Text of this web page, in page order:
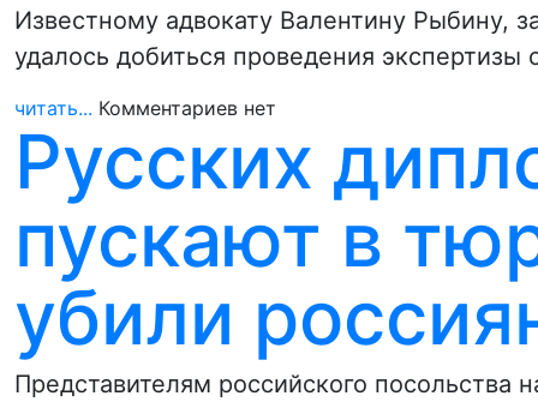
Известному адвокату Валентину Рыбину,
удалось добиться проведения
читать... Комментариев нет
Русских
пускают в
убили
Представителям российского посольства